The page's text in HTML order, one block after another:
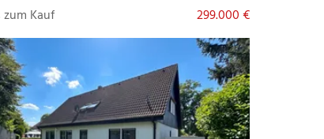
zum Kauf 299.000 €